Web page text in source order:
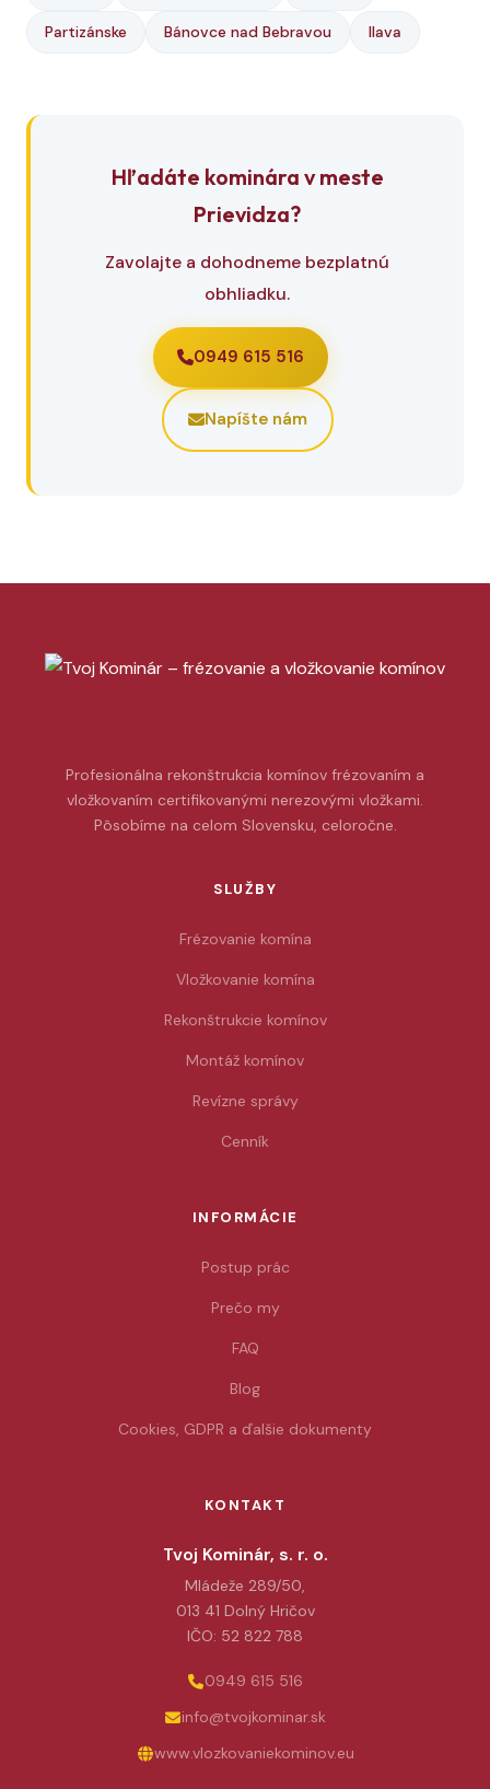
Partizánske Bánovce nad Bebravou Ilava
Hľadáte kominára v meste
Prievidza?
Zavolajte a dohodneme bezplatnú
obhliadku.
0949 615 516
Napíšte nám
Profesionálna rekonštrukcia komínov frézovaním a
vložkovaním certifikovanými nerezovými vložkami.
Pôsobíme na celom Slovensku, celoročne.
SLUŽBY
Frézovanie komína
Vložkovanie komína
Rekonštrukcie komínov
Montáž komínov
Revízne správy
Cenník
INFORMÁCIE
Postup prác
Prečo my
FAQ
Blog
Cookies, GDPR a ďalšie dokumenty
KONTAKT
Tvoj Kominár, s. r. o.
Mládeže 289/50,
013 41 Dolný Hričov
IČO: 52 822 788
0949 615 516
info@tvojkominar.sk
www.vlozkovaniekominov.eu